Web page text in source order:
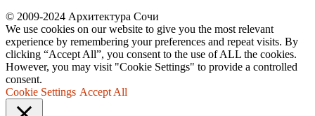
© 2009-2024 Архитектура Сочи
We use cookies on our website to give you the most relevant
experience by remembering your preferences and repeat visits. By
clicking “Accept All”, you consent to the use of ALL the cookies.
However, you may visit "Cookie Settings" to provide a controlled
consent.
Cookie Settings Accept All